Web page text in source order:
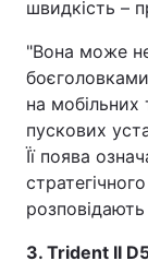
швидкість –
"Вона може
на
пускових
Її поява
3. Trident II